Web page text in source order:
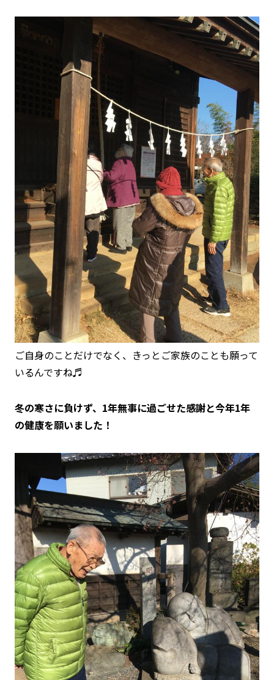
ご自身のことだけでなく、きっとご家族のことも願って
いるんですね♬
冬の寒さに負けず、1年無事に過ごせた感謝と今年1年
の健康を願いました！